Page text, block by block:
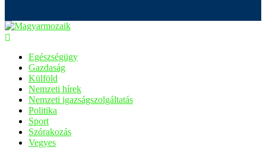
Egészségügy
Gazdaság
Külföld
Nemzeti hírek
Nemzeti igazságszolgáltatás
Politika
Sport
Szórakozás
Vegyes